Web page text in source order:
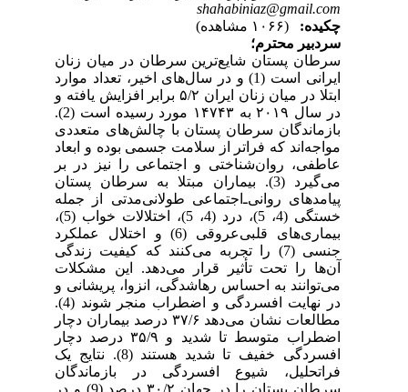
shahabiniaz@gmail.com
چکیده:
سردبیر محترم؛
سرطان پستان شایع‌ترین سرطان در میان زنان
ایرانی است(1)
و در سال‌های اخیر، تعداد موارد
ابتلا در میان زنان ایران ۵/۲ برابر افزایش یافته و
در سال ۲۰۱۹ به ۱۴۷۴۳ مورد رسیده است
(2)
.
بازماندگان سرطان پستان با چالش‌های متعددی
مواجه‌اند که فراتر از سلامت جسمی بوده و ابعاد
عاطفی، روان‌شناختی و اجتماعی را نیز در بر
می‌گیرد(3)
. بیماران مبتلا به سرطان پستان
پیامدهای روانی‌ـ‌اجتماعی طولانی‌مدتی از جمله
خستگی (4، 5) ، درد(4، 5) ، اختلالات خواب(5)
،
بیماری‌های قلبی‌عروقی(6)
و اختلال عملکرد
جنسی (7)
را تجربه می‌کنند که کیفیت زندگی
آن‌ها را تحت تأثیر قرار می‌دهد. این مشکلات
می‌توانند به احساس رهاشدگی، انزوا، پریشانی و
در نهایت افسردگی و اضطراب منجر شوند(4)
.
مطالعات نشان می‌دهد ۳۷/۶ درصد بیماران دچار
اضطراب متوسط تا شدید و ۳۵/۹ درصد دچار
افسردگی خفیف تا شدید هستند(8)
. نتایج یک
فراتحلیل، شیوع افسردگی در بازماندگان